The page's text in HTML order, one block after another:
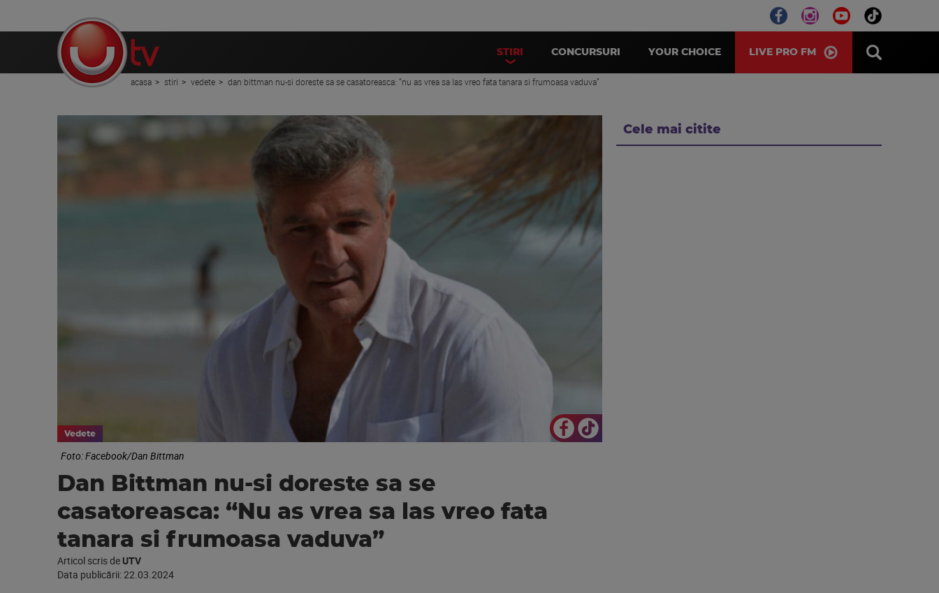
STIRI CONCURSURI YOUR CHOICE LIVE PRO FM
acasa stiri vedete dan bittman nu-si doreste sa se casatoreasca: “nu as vrea sa las vreo fata tanara si frumoasa vaduva”
Vedete
Foto: Facebook/Dan Bittman
Dan Bittman nu-si doreste sa se
casatoreasca: “Nu as vrea sa las vreo fata
tanara si frumoasa vaduva”
Articol scris de UTV
Data publicării:22.03.2024
Cele mai citite